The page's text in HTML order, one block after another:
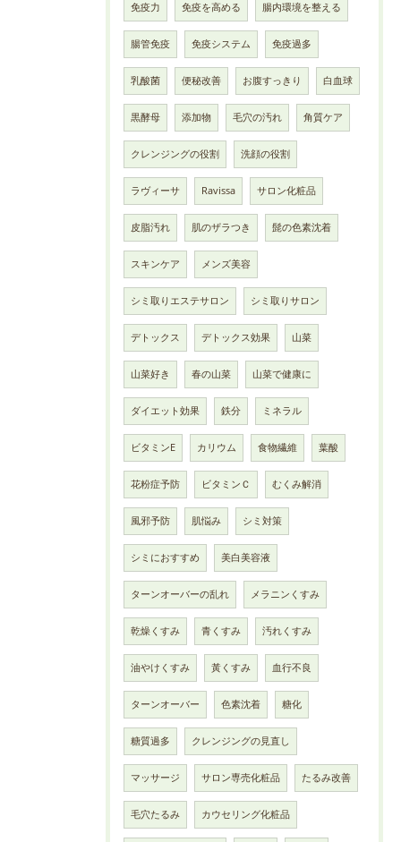
免疫力 免疫を高める 腸内環境を整える
腸管免疫 免疫システム 免疫過多
乳酸菌 便秘改善 お腹すっきり 白血球
黒酵母 添加物 毛穴の汚れ 角質ケア
クレンジングの役割 洗顔の役割
ラヴィーサ Ravissa サロン化粧品
皮脂汚れ 肌のザラつき 髭の色素沈着
スキンケア メンズ美容
シミ取りエステサロン シミ取りサロン
デトックス デトックス効果 山菜
山菜好き 春の山菜 山菜で健康に
ダイエット効果 鉄分 ミネラル
ビタミンE カリウム 食物繊維 葉酸
花粉症予防 ビタミンＣ むくみ解消
風邪予防 肌悩み シミ対策
シミにおすすめ 美白美容液
ターンオーバーの乱れ メラニンくすみ
乾燥くすみ 青くすみ 汚れくすみ
油やけくすみ 黃くすみ 血行不良
ターンオーバー 色素沈着 糖化
糖質過多 クレンジングの見直し
マッサージ サロン専売化粧品 たるみ改善
毛穴たるみ カウセリング化粧品